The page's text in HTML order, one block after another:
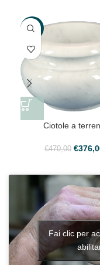
-20%
Ciotole a
€470,00 €
Fai clic per